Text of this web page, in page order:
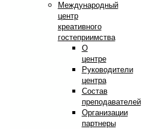
Международный
центр
креативного
гостеприимства
О
центре
Руководители
центра
Состав
преподавателей
Организации
партнеры